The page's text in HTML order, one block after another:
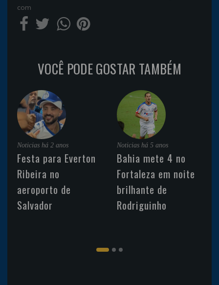
com
VOCÊ PODE GOSTAR TAMBÉM
Noticias há 2 anos
Festa para Everton
Ribeira no
aeroporto de
Salvador
Noticias há 5 anos
Bahia mete 4 no
Fortaleza em noite
brilhante de
Rodriguinho